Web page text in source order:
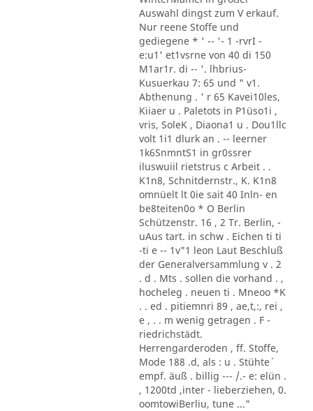
Auswahl dingst zum V erkauf.
Nur reene Stoffe und
gediegene * ' -- '- 1 -rvrI -
e:u1' et1vsrne von 40 di 150
M1ar1r. di -- '. lhbrius-
Kusuerkau 7: 65 und " v1.
Abthenung . ' r 65 Kavei10les,
Kiiaer u . Paletots in P1üso1i ,
vris, SoleK , Diaona1 u . Dou1llc
volt 1i1 dlurk an . -- leerner
1k6SnmntS1 in gr0ssrer
iluswuiil rietstrus c Arbeit . .
K1n8, Schnitdernstr., K. K1n8
omnüelt lt 0ie sait 40 Inln- en
be8teiten0o * O Berlin
Schützenstr. 16 , 2 Tr. Berlin, -
uAus tart. in schw . Eichen ti ti
-ti e -- 1v"1 leon Laut Beschluß
der Generalversammlung v . 2
. d . Mts . sollen die vorhand . ,
hocheleg . neuen ti . Mneoo *K
. . ed . pitiemnri 89 , ae,t,:, rei ,
e , . . m wenig getragen . F -
riedrichstädt.
Herrengarderoden , ff. Stoffe,
Mode 188 .d, als : u . Stühte´
empf. äuß . billig --- /.- e: elün .
, 1200td ,inter - lieberziehen, 0.
oomtowiBerliu, tune ..."